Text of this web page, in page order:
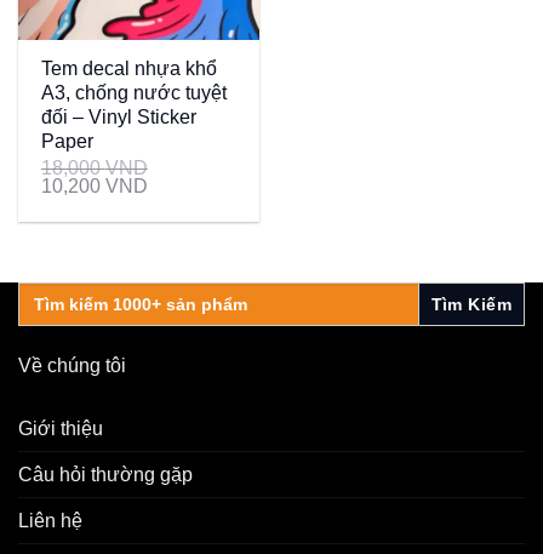
Tem decal nhựa khổ
A3, chống nước tuyệt
đối – Vinyl Sticker
Paper
18,000VND
10,200 VND
Search
for:
Về chúng tôi
Giới thiệu
Câu hỏi thường gặp
Liên hệ